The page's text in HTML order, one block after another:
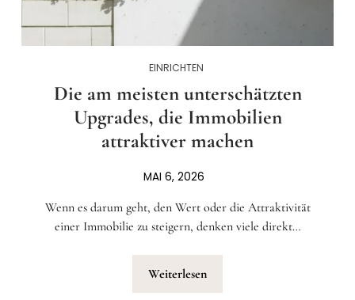
EINRICHTEN
Die am meisten unterschätzten
Upgrades, die Immobilien
attraktiver machen
MAI 6, 2026
Wenn es darum geht, den Wert oder die Attraktivität
einer Immobilie zu steigern, denken viele direkt…
Weiterlesen